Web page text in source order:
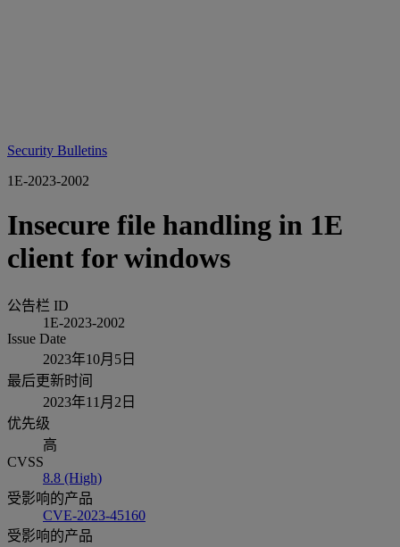
Security Bulletins
1E-2023-2002
Insecure file handling in 1E
client for windows
公告栏 ID
1E-2023-2002
Issue Date
2023年10月5日
最后更新时间
2023年11月2日
优先级
高
CVSS
8.8 (High)
受影响的产品
CVE-2023-45160
受影响的产品